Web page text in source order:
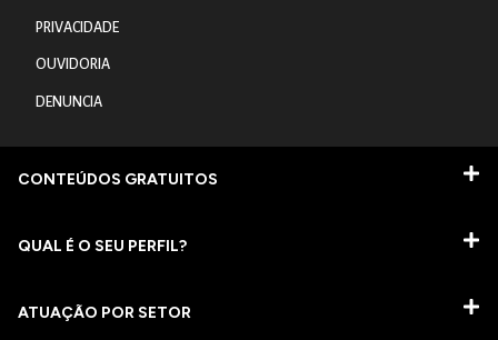
PRIVACIDADE
OUVIDORIA
DENUNCIA
CONTEÚDOS GRATUITOS
QUAL É O SEU PERFIL?
ATUAÇÃO POR SETOR